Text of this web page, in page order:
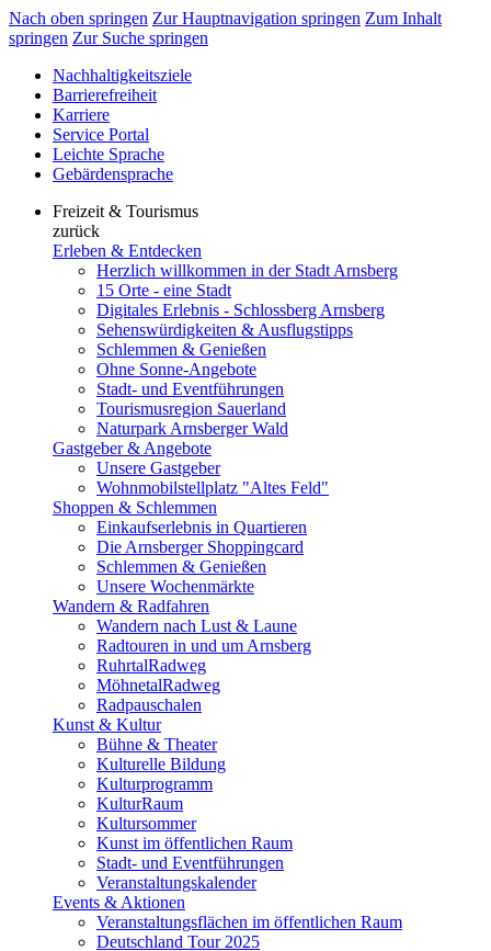
Nach oben springen Zur Hauptnavigation springen Zum Inhalt
springen Zur Suche springen
Nachhaltigkeitsziele
Barrierefreiheit
Karriere
Service Portal
Leichte Sprache
Gebärdensprache
Freizeit & Tourismus
zurück
Erleben & Entdecken
Herzlich willkommen in der Stadt Arnsberg
15 Orte - eine Stadt
Digitales Erlebnis - Schlossberg Arnsberg
Sehenswürdigkeiten & Ausflugstipps
Schlemmen & Genießen
Ohne Sonne-Angebote
Stadt- und Eventführungen
Tourismusregion Sauerland
Naturpark Arnsberger Wald
Gastgeber & Angebote
Unsere Gastgeber
Wohnmobilstellplatz "Altes Feld"
Shoppen & Schlemmen
Einkaufserlebnis in Quartieren
Die Arnsberger Shoppingcard
Schlemmen & Genießen
Unsere Wochenmärkte
Wandern & Radfahren
Wandern nach Lust & Laune
Radtouren in und um Arnsberg
RuhrtalRadweg
MöhnetalRadweg
Radpauschalen
Kunst & Kultur
Bühne & Theater
Kulturelle Bildung
Kulturprogramm
KulturRaum
Kultursommer
Kunst im öffentlichen Raum
Stadt- und Eventführungen
Veranstaltungskalender
Events & Aktionen
Veranstaltungsflächen im öffentlichen Raum
Deutschland Tour 2025